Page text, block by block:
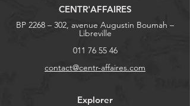
CENTR'AFFAIRES
BP 2268 – 302, avenue Augustin Boumah –
Libreville
011 76 55 46
contact@centr-affaires.com
Explorer